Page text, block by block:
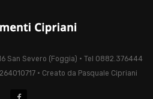
San Severo (Foggia) • Tel 0882.376444
• Creato da Pasquale Cipriani